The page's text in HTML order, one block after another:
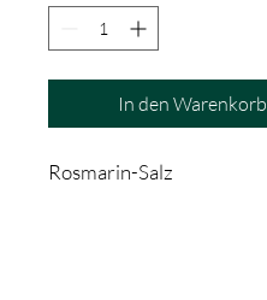
In den Warenkorb
Rosmarin-Salz